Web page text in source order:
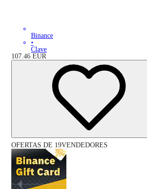
Binance
•
Clave
107.46 EUR
OFERTAS DE 19VENDEDORES